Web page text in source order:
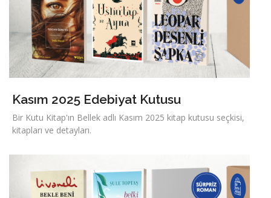
Kasım 2025 Edebiyat Kutusu
Bir Kutu Kitap'ın Bellek adlı Kasım 2025 kitap kutusu seçkisi,
kitapları ve detayları.